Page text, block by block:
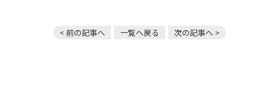
< 前の記事へ 一覧へ戻る 次の記事へ >